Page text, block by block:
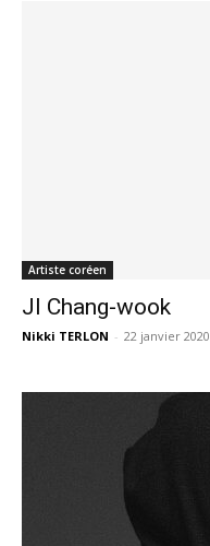
Artiste coréen
JI Chang-wook
Nikki TERLON - 22 janvier 2020